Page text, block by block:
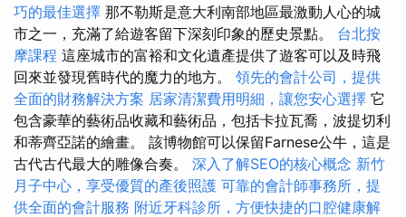
巧的最佳選擇 那不勒斯是意大利南部地區最激動人心的城
市之一，充滿了給遊客留下深刻印象的歷史景點。 台北按
摩課程 這座城市的富裕和文化遺產提供了遊客可以及時飛
回來並發現舊時代的魔力的地方。 領先的會計公司，提供
全面的財務解決方案 居家清潔費用明細，讓您安心選擇 它
包含豪華的藝術品收藏和藝術品，包括卡拉瓦喬，波提切利
和蒂齊亞諾的繪畫。 該博物館可以保留Farnese公牛，這是
古代古代最大的雕像合奏。 深入了解SEO的核心概念 新竹
月子中心，享受優質的產後照護 可靠的會計師事務所，提
供全面的會計服務 附近牙科診所，方便快捷的口腔健康解